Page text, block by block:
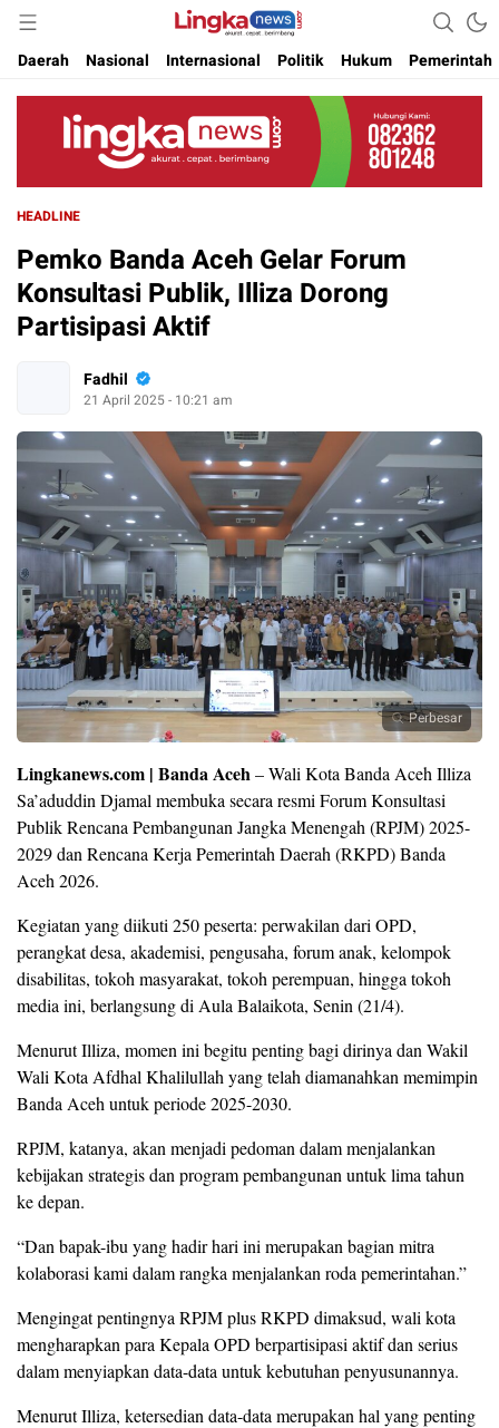
Lingkanews
Akurat. Cepat & Berimbang
Daerah
Nasional Internasional Politik Hukum Pemerintah
HEADLINE
Pemko Banda Aceh Gelar Forum
Konsultasi Publik, Illiza Dorong
Partisipasi Aktif
Fadhil
21 April 2025 - 10:21 am
Perbesar
Lingkanews.com | Banda Aceh– Wali Kota Banda Aceh Illiza
Sa’aduddin Djamal membuka secara resmi Forum Konsultasi
Publik Rencana Pembangunan Jangka Menengah (RPJM) 2025-
2029 dan Rencana Kerja Pemerintah Daerah (RKPD) Banda
Aceh 2026.
Kegiatan yang diikuti 250 peserta: perwakilan dari OPD,
perangkat desa, akademisi, pengusaha, forum anak, kelompok
disabilitas, tokoh masyarakat, tokoh perempuan, hingga tokoh
media ini, berlangsung di Aula Balaikota, Senin (21/4).
Menurut Illiza, momen ini begitu penting bagi dirinya dan Wakil
Wali Kota Afdhal Khalilullah yang telah diamanahkan memimpin
Banda Aceh untuk periode 2025-2030.
RPJM, katanya, akan menjadi pedoman dalam menjalankan
kebijakan strategis dan program pembangunan untuk lima tahun
ke depan.
“Dan bapak-ibu yang hadir hari ini merupakan bagian mitra
kolaborasi kami dalam rangka menjalankan roda pemerintahan.”
Mengingat pentingnya RPJM plus RKPD dimaksud, wali kota
mengharapkan para Kepala OPD berpartisipasi aktif dan serius
dalam menyiapkan data-data untuk kebutuhan penyusunannya.
Menurut Illiza, ketersedian data-data merupakan hal yang penting